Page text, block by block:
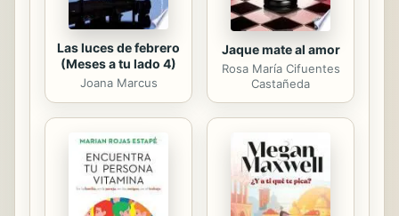
Las luces de febrero
(Meses a tu lado 4)
Joana Marcus
Jaque mate al amor
Rosa María Cifuentes
Castañeda